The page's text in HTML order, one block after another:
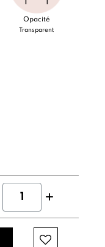
Opacité
Transparent